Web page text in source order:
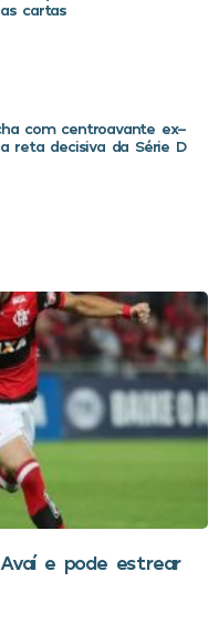
cartas
com centroavante ex-
reta decisiva da Série D
e pode estrear